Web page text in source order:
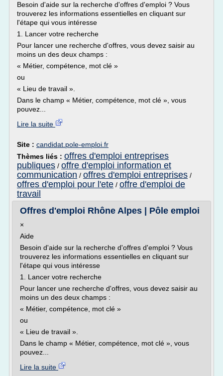
Besoin d'aide sur la recherche d'offres d'emploi ? Vous
trouverez les informations essentielles en cliquant sur
l'étape qui vous intéresse
1. Lancer votre recherche
Pour lancer une recherche d'offres, vous devez saisir au
moins un des deux champs :
« Métier, compétence, mot clé »
ou
« Lieu de travail ».
Dans le champ « Métier, compétence, mot clé », vous
pouvez...
Lire la suite
Site : candidat.pole-emploi.fr
Thèmes liés : offres d'emploi entreprises
publiques / offre d'emploi information et
communication / offres d'emploi entreprises /
offres d'emploi pour l'ete / offre d'emploi de
travail
Offres d'emploi Rhône Alpes | Pôle emploi
×
Aide
Besoin d'aide sur la recherche d'offres d'emploi ? Vous
trouverez les informations essentielles en cliquant sur
l'étape qui vous intéresse
1. Lancer votre recherche
Pour lancer une recherche d'offres, vous devez saisir au
moins un des deux champs :
« Métier, compétence, mot clé »
ou
« Lieu de travail ».
Dans le champ « Métier, compétence, mot clé », vous
pouvez...
Lire la suite